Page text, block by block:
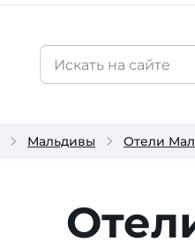
Мальдивы Отели